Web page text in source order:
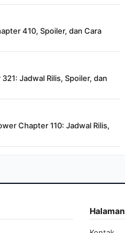
410, Spoiler, dan Cara
Jadwal Rilis, Spoiler, dan
Chapter 110: Jadwal Rilis,
Halaman